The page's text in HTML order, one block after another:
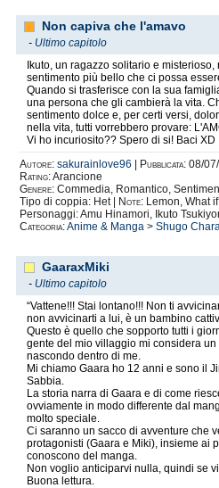
Non capiva che l'amavo
- Ultimo capitolo
Ikuto, un ragazzo solitario e misterioso,
sentimento più bello che ci possa
Quando si trasferisce con la sua
una persona che gli cambierà la vita.
sentimento dolce e, per certi versi,
nella vita, tutti vorrebbero provare:
Vi ho incuriosito?? Spero di si! Baci XD
Autore: sakurainlove96 Pubblicata: 08/
Rating:Arancione
Genere: Commedia, Romantico,
Tipo di coppia: Het |
Note: Lemon, What
Personaggi: Amu Hinamori, Ikuto
Categoria:Anime & Manga > Shugo
GaaraxMiki
- Ultimo capitolo
“Vattene!!! Stai lontano!!! Non ti
non avvicinarti a lui, è un bambino
Questo è quello che sopporto tutti i
gente del mio villaggio mi considera
nascondo dentro di me.
Mi chiamo Gaara ho 12 anni e sono il
Sabbia.
La storia narra di Gaara e di come
ovviamente in modo differente dal
molto speciale.
Ci saranno un sacco di avventure che
protagonisti (Gaara e Miki), insieme ai
conoscono del manga.
Non voglio anticiparvi nulla, quindi se
Buona lettura.